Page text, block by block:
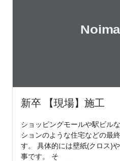
新卒 【現場】施工
ショッピングモールや駅ビル
ションのような住宅などの最
す。 具体的には壁紙(クロス)
事です。 そ